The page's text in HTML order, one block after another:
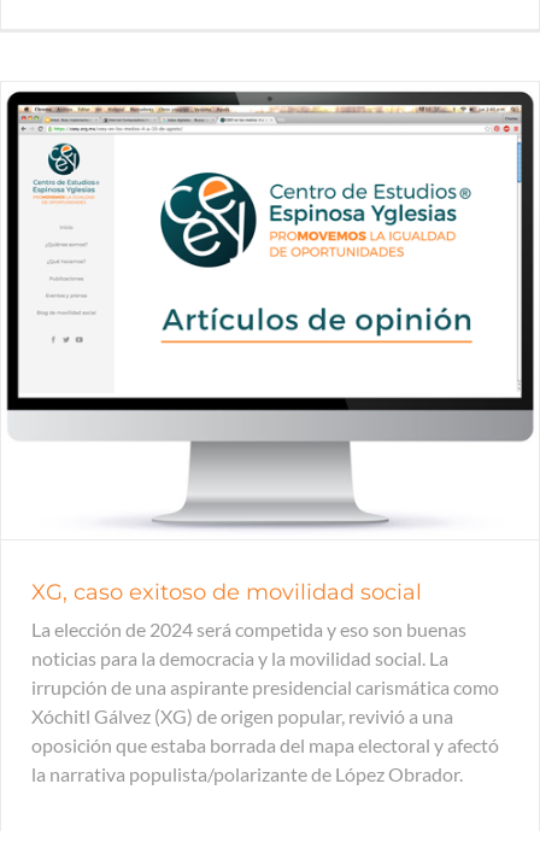
XG, caso exitoso de movilidad social
La elección de 2024 será competida y eso son buenas
noticias para la democracia y la movilidad social. La
irrupción de una aspirante presidencial carismática como
Xóchitl Gálvez (XG) de origen popular, revivió a una
oposición que estaba borrada del mapa electoral y afectó
la narrativa populista/polarizante de López Obrador.